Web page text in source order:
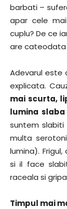
barbati –
apar cele
cuplu? De ce
are cateodata
Adevarul este
explicata.
mai scurta,
lumina
suntem
multa
lumina).
si il face
raceala si
Timpul mai